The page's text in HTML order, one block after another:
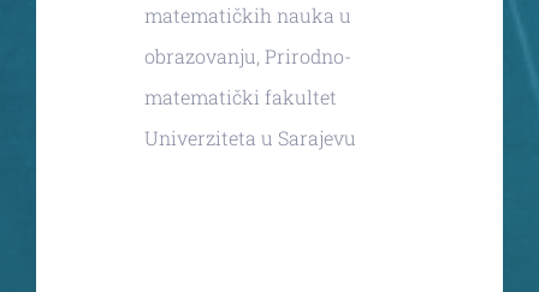
matematičkih nauka u
obrazovanju, Prirodno-
matematički fakultet
Univerziteta u Sarajevu